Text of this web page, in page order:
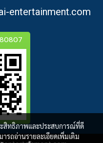
entertainment.com
ะสิทธิภาพและประสบการณ์ที่ดี
รถอ่านรายละเอียดเพิ่มเติม